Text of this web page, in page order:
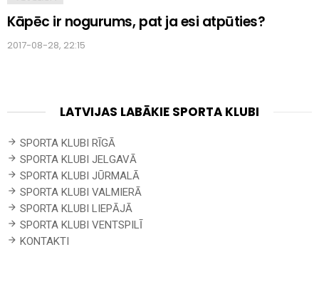
Kāpēc ir nogurums, pat ja esi atpūties?
2017-08-28, 22:15
LATVIJAS LABĀKIE SPORTA KLUBI
SPORTA KLUBI RĪGĀ
SPORTA KLUBI JELGAVĀ
SPORTA KLUBI JŪRMALĀ
SPORTA KLUBI VALMIERĀ
SPORTA KLUBI LIEPĀJĀ
SPORTA KLUBI VENTSPILĪ
KONTAKTI